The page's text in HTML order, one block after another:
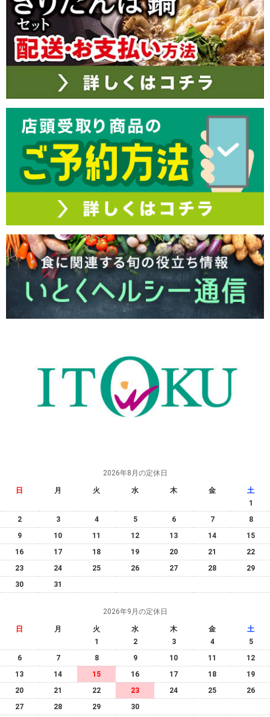
2026年8月の定休日
日 月 火 水 木 金
土
1
2
3 4 5 6 7
8
9
10 11 12 13 14
15
16
17 18 19 20 21
22
23
24 25 26 27 28
29
30
31
2026年9月の定休日
日 月 火 水 木 金
土
1
2 3 4
5
6
7 8 9 10 11
12
13
14 15 16 17 18
19
20
21 22 23 24 25
26
27
28 29 30